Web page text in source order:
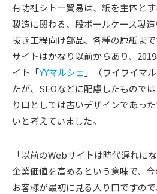
有功社シトー貿易は、紙を主体と
製造に関わる、段ボールケース製
抜き工程向け部品、各種の原紙ま
サイトはかなり以前からあり、
イト「YYマルシェ 」（ワイワイマ
たが、SEOなどに配慮したもので
り口としては古いデザインであっ
いと考えていました。
「以前のWebサイトは時代遅れに
企業価値を高めるという意味で、
お客様が最初に見る入り口ですの